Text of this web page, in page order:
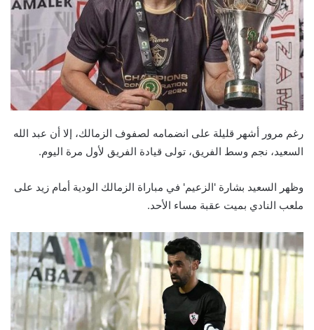
رغم مرور أشهر قليلة على انضمامه لصفوف الزمالك، إلا أن عبد الله
السعيد، نجم وسط الفريق، تولى قيادة الفريق لأول مرة اليوم.
وظهر السعيد بشارة 'الزعيم' في مباراة الزمالك الودية أمام زيد على
ملعب النادي بميت عقبة مساء الأحد.